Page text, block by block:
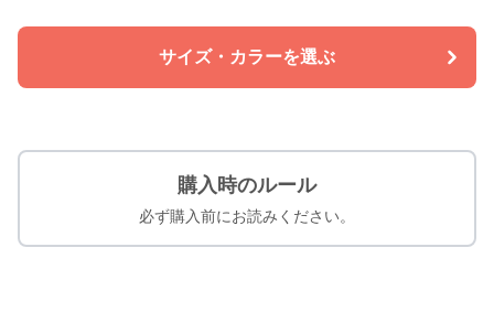
サイズ・カラーを選ぶ
購入時のルール
必ず購入前にお読みください。